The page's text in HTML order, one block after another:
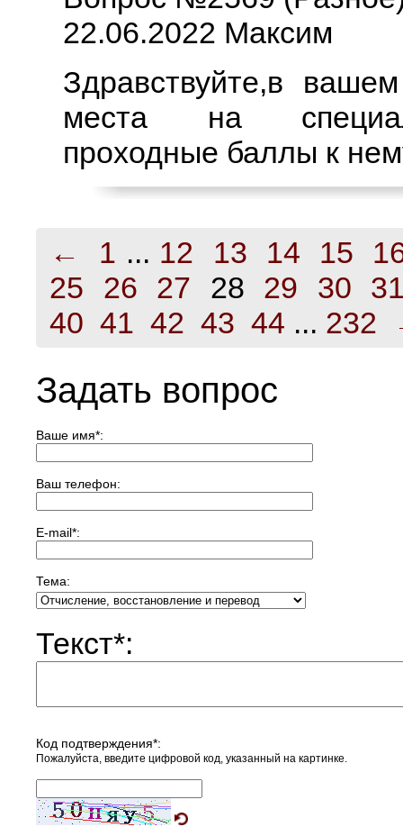
22.06.2022 Максим
Здравствуйте,в
места на
проходные баллы к
← 1 ... 12 13 14 15
25
26 27 28 29 30
40 41 42 43 44 ... 232
Задать вопрос
Ваше имя*:
Ваш телефон:
E-mail*:
Тема:
Текст*:
Код подтверждения*:
Пожалуйста, введите цифровой код, указанный на картинке.